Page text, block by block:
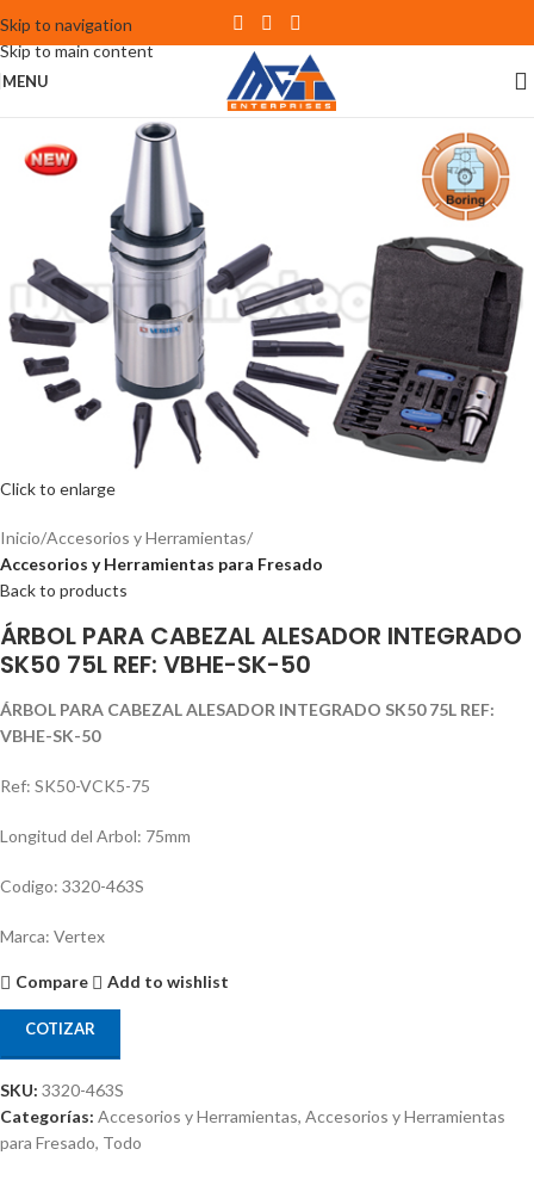
Skip to navigation
Skip to main content
MENU
Click to enlarge
Inicio Accesorios y Herramientas
Accesorios y Herramientas para Fresado
Back to products
ÁRBOL PARA CABEZAL ALESADOR INTEGRADO
SK50 75L REF: VBHE-SK-50
ÁRBOL PARA CABEZAL ALESADOR INTEGRADO SK50 75L REF:
VBHE-SK-50
Ref: SK50-VCK5-75
Longitud del Arbol: 75mm
Codigo: 3320-463S
Marca: Vertex
Compare Add to wishlist
COTIZAR
SKU: 3320-463S
Categorías: Accesorios y Herramientas, Accesorios y Herramientas
para Fresado, Todo